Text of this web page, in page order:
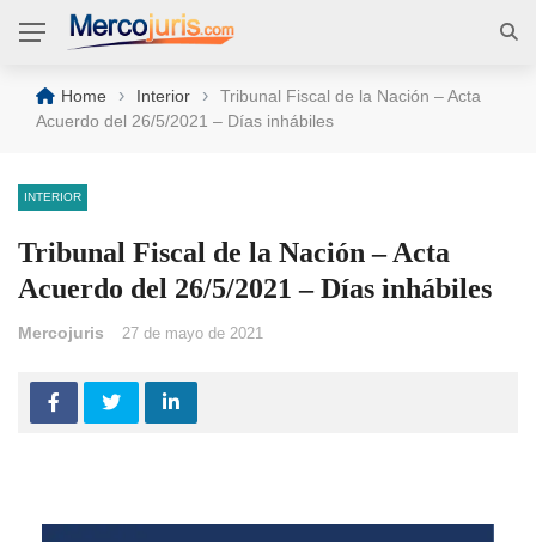
Home › Interior ›
Tribunal Fiscal de la Nación – Acta
Acuerdo del 26/5/2021 – Días inhábiles
INTERIOR
Tribunal Fiscal de la Nación – Acta
Acuerdo del 26/5/2021 – Días inhábiles
Mercojuris 27 de mayo de 2021